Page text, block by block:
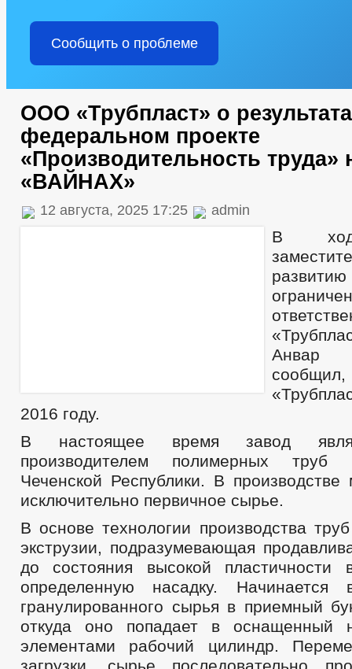
Сообщить о проблеме
ООО «Трубпласт» о
федеральном проекте
«Производительность труда»
«ВАЙНАХ»
12 августа, 2025 17:25 admin
В
Анвар
2016 году.
В настоящее время завод
производителем полимерных труб
Чеченской Республики. В производстве
исключительно первичное сырье.
В основе технологии производства
экструзии, подразумевающая
до состояния высокой пластичности
определенную насадку. Начинается
гранулированного сырья в приемный
откуда оно попадает в оснащенный
элементами рабочий цилиндр.